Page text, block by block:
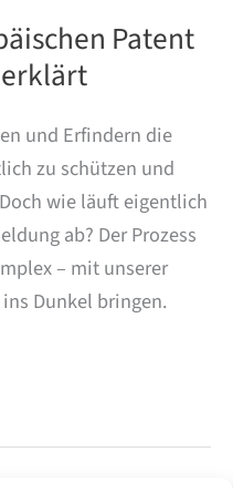
Patent
und Erfindern die
zu schützen und
wie läuft eigentlich
ab? Der Prozess
– mit unserer
Dunkel bringen.